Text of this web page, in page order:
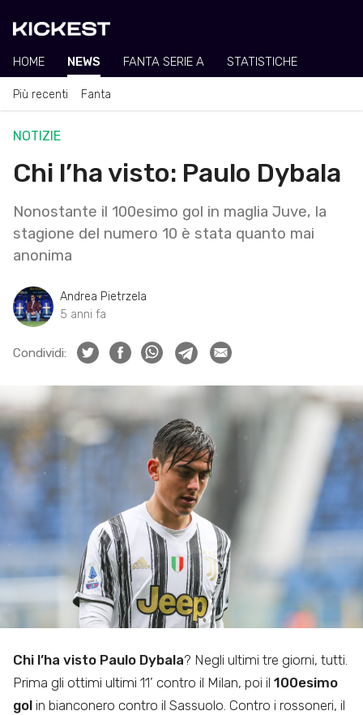
HOME NEWS FANTA SERIE A STATISTICHE
Più recenti Fanta
NOTIZIE
Chi l’ha visto: Paulo Dybala
Nonostante il 100esimo gol in maglia Juve, la
stagione del numero 10 è stata quanto mai
anonima
Andrea Pietrzela
5 anni fa
Condividi:
Chi l’ha visto Paulo Dybala? Negli ultimi tre giorni, tutti.
Prima gli ottimi ultimi 11’ contro il Milan, poi il 100esimo
gol in bianconero contro il Sassuolo. Contro i rossoneri, il